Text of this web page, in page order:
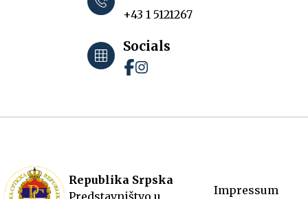
+43 1 5121267
Socials
Republika Srpska
Predstavništvo u
Impressum